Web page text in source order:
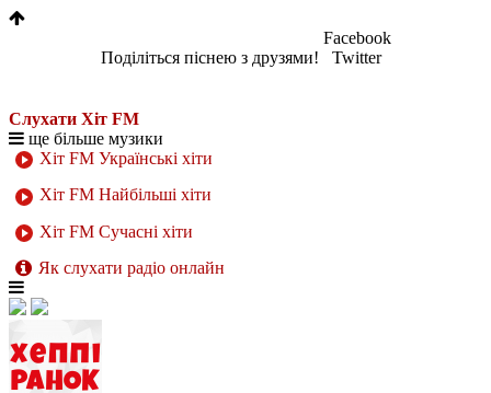
Поділіться піснею з друзями!
Facebook
Twitter
Слухати Хіт FM
ще більше музики
Хіт FM Українські хіти
Хіт FM Найбільші хіти
Хіт FM Сучасні хіти
Як слухати радіо онлайн